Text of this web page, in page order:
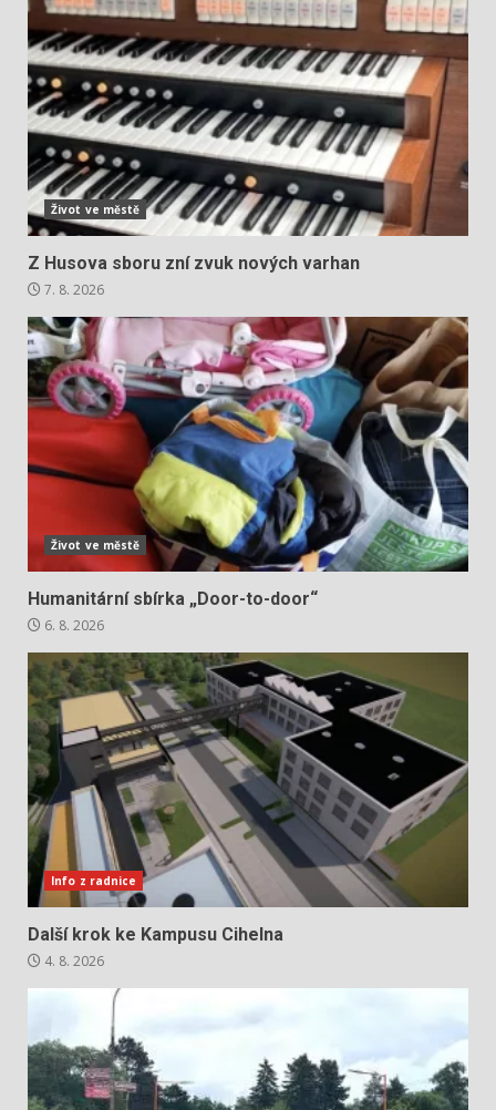
Život ve městě
Z Husova sboru zní zvuk nových varhan
7. 8. 2026
Život ve městě
Humanitární sbírka „Door-to-door“
6. 8. 2026
Info z radnice
Další krok ke Kampusu Cihelna
4. 8. 2026